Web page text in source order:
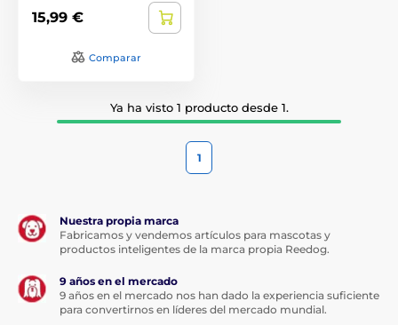
15,99 €
Comparar
Ya ha visto 1 producto desde 1.
1
Nuestra propia marca
Fabricamos y vendemos artículos para mascotas y
productos inteligentes de la marca propia Reedog.
9 años en el mercado
9 años en el mercado nos han dado la experiencia suficiente
para convertirnos en líderes del mercado mundial.